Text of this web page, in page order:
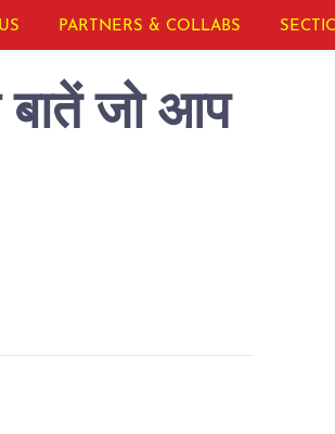
PARTNERS & COLLABS
बातें जो आप